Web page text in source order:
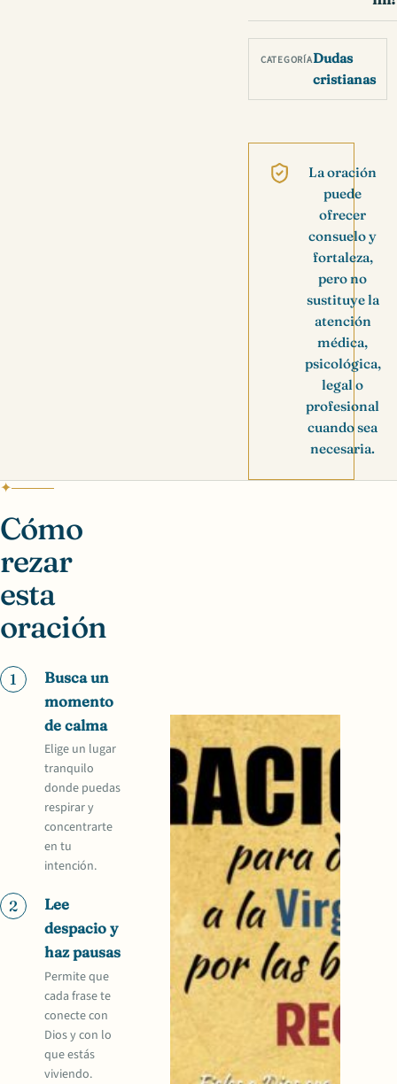
CATEGORÍADudas
cristianas
La oración
puede
ofrecer
consuelo y
fortaleza,
pero no
sustituye la
atención
médica,
psicológica,
legal o
profesional
cuando sea
necesaria.
Cómo
rezar
esta
oración
1
Busca un
momento
de calma
Elige un lugar
tranquilo
donde puedas
respirar y
concentrarte
en tu
intención.
2
Lee
despacio y
haz pausas
Permite que
cada frase te
conecte con
Dios y con lo
que estás
viviendo.